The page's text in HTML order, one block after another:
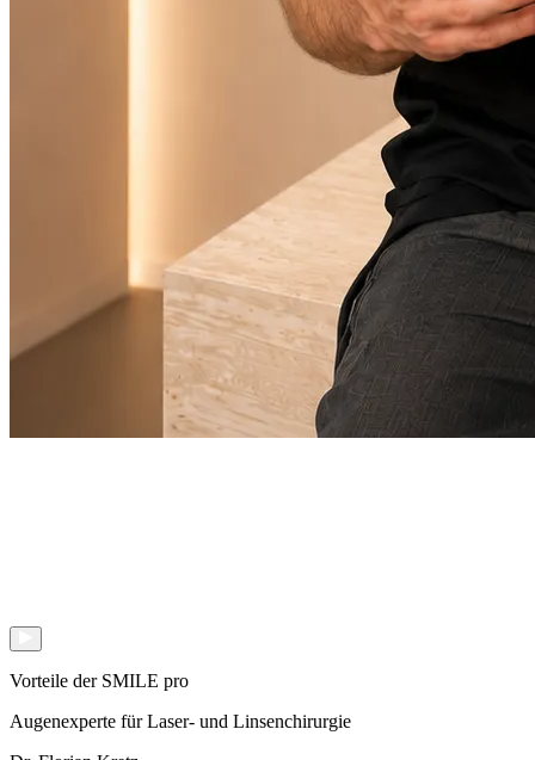
Vorteile der SMILE pro
Augenexperte für Laser- und Linsenchirurgie